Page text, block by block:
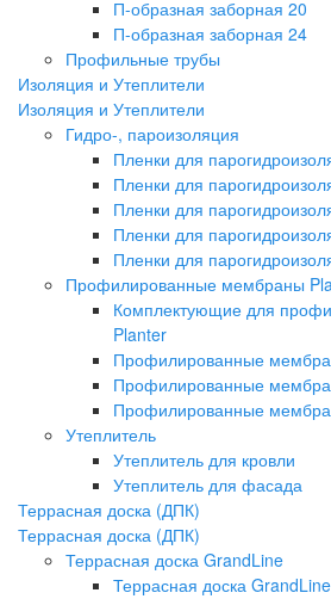
П-образная заборная 20
П-образная заборная 24
Профильные трубы
Изоляция и Утеплители
Изоляция и Утеплители
Гидро-, пароизоляция
Пленки для
Пленки для
Пленки для
Пленки для
Пленки для
Профилированные мембраны
Комплектующие для
Planter
Профилированные
Профилированные
Профилированные
Утеплитель
Утеплитель для кровли
Утеплитель для фасада
Террасная доска (ДПК)
Террасная доска (ДПК)
Террасная доска GrandLine
Террасная доска